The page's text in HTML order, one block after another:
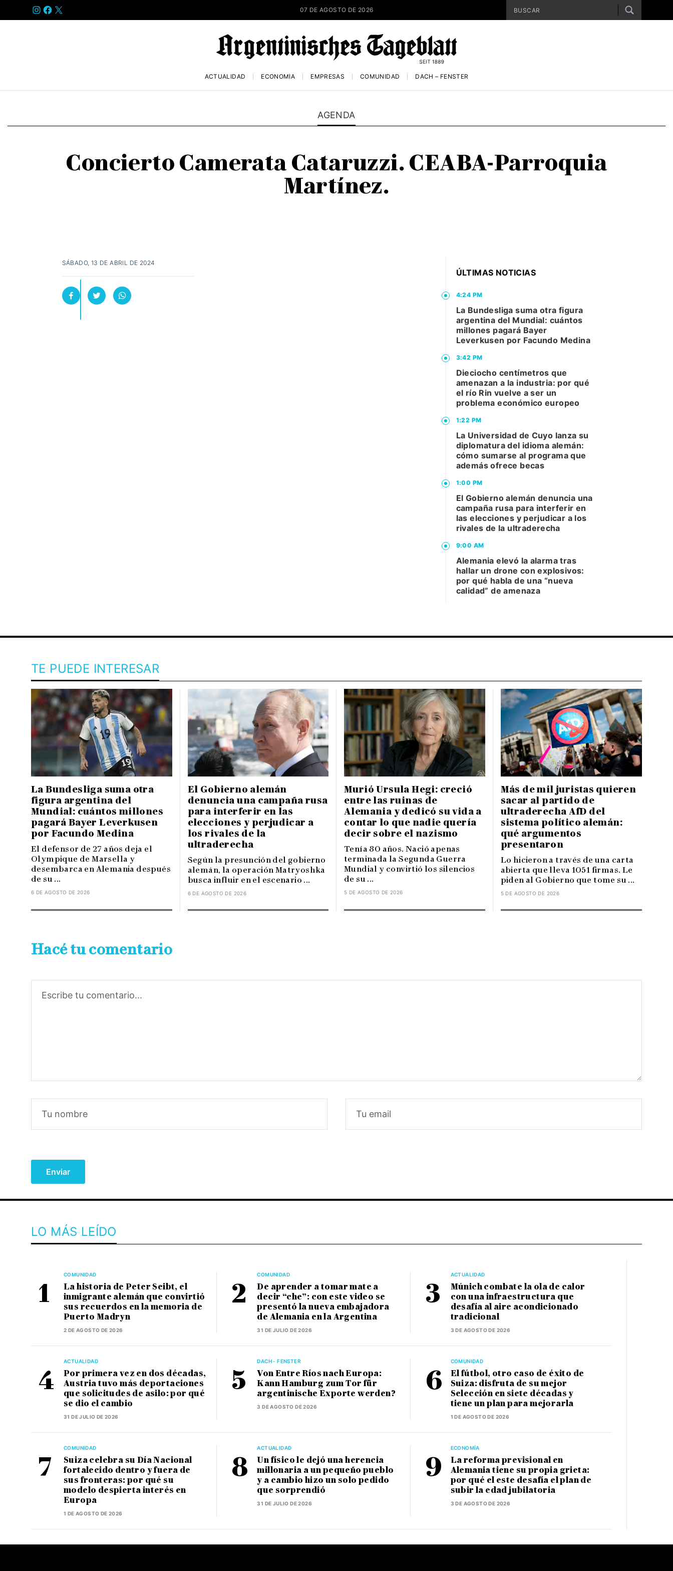
INSTAGRAM
FACEBOOK
X 07 DE AGOSTO DE 2026
ACTUALIDAD ECONOMÍA EMPRESAS COMUNIDAD DACH – FENSTER
AGENDA
Concierto Camerata Cataruzzi. CEABA-Parroquia
Martínez.
SÁBADO, 13 DE ABRIL DE 2024
ÚLTIMAS NOTICIAS
4:24 PM
La Bundesliga suma otra figura
argentina del Mundial: cuántos
millones pagará Bayer
Leverkusen por Facundo Medina
3:42 PM
Dieciocho centímetros que
amenazan a la industria: por qué
el río Rin vuelve a ser un
problema económico europeo
1:22 PM
La Universidad de Cuyo lanza su
diplomatura del idioma alemán:
cómo sumarse al programa que
además ofrece becas
1:00 PM
El Gobierno alemán denuncia una
campaña rusa para interferir en
las elecciones y perjudicar a los
rivales de la ultraderecha
9:00 AM
Alemania elevó la alarma tras
hallar un drone con explosivos:
por qué habla de una “nueva
calidad” de amenaza
TE PUEDE INTERESAR
La Bundesliga suma otra
figura argentina del
Mundial: cuántos millones
pagará Bayer Leverkusen
por Facundo Medina
El defensor de 27 años deja el
Olympique de Marsella y
desembarca en Alemania después
de su ...
6 DE AGOSTO DE 2026
El Gobierno alemán
denuncia una campaña rusa
para interferir en las
elecciones y perjudicar a
los rivales de la
ultraderecha
Según la presunción del gobierno
alemán, la operación Matryoshka
busca influir en el escenario ...
6 DE AGOSTO DE 2026
Murió Ursula Hegi: creció
entre las ruinas de
Alemania y dedicó su vida a
contar lo que nadie quería
decir sobre el nazismo
Tenía 80 años. Nació apenas
terminada la Segunda Guerra
Mundial y convirtió los silencios
de su ...
5 DE AGOSTO DE 2026
Más de mil juristas quieren
sacar al partido de
ultraderecha AfD del
sistema político alemán:
qué argumentos
presentaron
Lo hicieron a través de una carta
abierta que lleva 1051 firmas. Le
piden al Gobierno que tome su ...
5 DE AGOSTO DE 2026
Hacé tu comentario
LO MÁS LEÍDO
COMUNIDAD
La historia de Peter Seibt, el
inmigrante alemán que convirtió
sus recuerdos en la memoria de
Puerto Madryn
2 DE AGOSTO DE 2026
COMUNIDAD
De aprender a tomar mate a
decir “che”: con este video se
presentó la nueva embajadora
de Alemania en la Argentina
31 DE JULIO DE 2026
ACTUALIDAD
Múnich combate la ola de calor
con una infraestructura que
desafía al aire acondicionado
tradicional
3 DE AGOSTO DE 2026
ACTUALIDAD
Por primera vez en dos décadas,
Austria tuvo más deportaciones
que solicitudes de asilo: por qué
se dio el cambio
31 DE JULIO DE 2026
DACH - FENSTER
Von Entre Ríos nach Europa:
Kann Hamburg zum Tor für
argentinische Exporte werden?
3 DE AGOSTO DE 2026
COMUNIDAD
El fútbol, otro caso de éxito de
Suiza: disfruta de su mejor
Selección en siete décadas y
tiene un plan para mejorarla
1 DE AGOSTO DE 2026
COMUNIDAD
Suiza celebra su Día Nacional
fortalecido dentro y fuera de
sus fronteras: por qué su
modelo despierta interés en
Europa
1 DE AGOSTO DE 2026
ACTUALIDAD
Un físico le dejó una herencia
millonaria a un pequeño pueblo
y a cambio hizo un solo pedido
que sorprendió
31 DE JULIO DE 2026
ECONOMÍA
La reforma previsional en
Alemania tiene su propia grieta:
por qué el este desafía el plan de
subir la edad jubilatoria
3 DE AGOSTO DE 2026